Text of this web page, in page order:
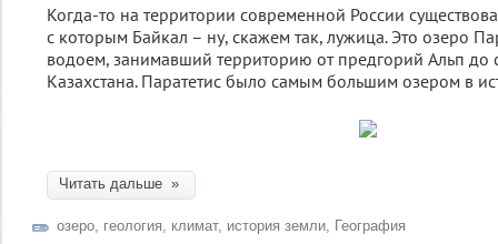
Когда-то на территории современной России
с которым Байкал – ну, скажем так, лужица. Это озеро
водоем, занимавший территорию от предгорий Альп до
Казахстана. Паратетис было самым большим озером в
Читать дальше »
озеро, геология, климат, история земли, География